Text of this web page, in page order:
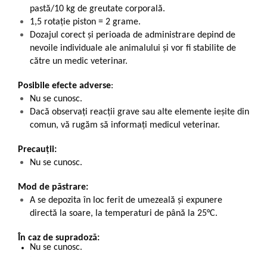
pastă/10 kg de greutate corporală.
1,5 rotație piston = 2 grame.
Dozajul corect și perioada de administrare depind de
nevoile individuale ale animalului și vor fi stabilite de
către un medic veterinar.
Posibile efecte adverse:
Nu se cunosc.
Dacă observaţi reacţii grave sau alte elemente ieșite din
comun, vă rugăm să informați medicul veterinar.
Precauții:
Nu se cunosc.
Mod de păstrare:
A se depozita în loc ferit de umezeală și expunere
directă la soare, la temperaturi de până la 25°C.
În caz de supradoză:
Nu se cunosc.